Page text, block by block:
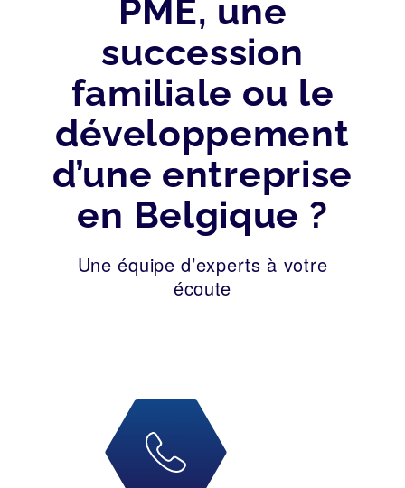
PME, une
succession
familiale ou le
développement
d’une entreprise
en Belgique ?
Une équipe d’experts à votre
écoute